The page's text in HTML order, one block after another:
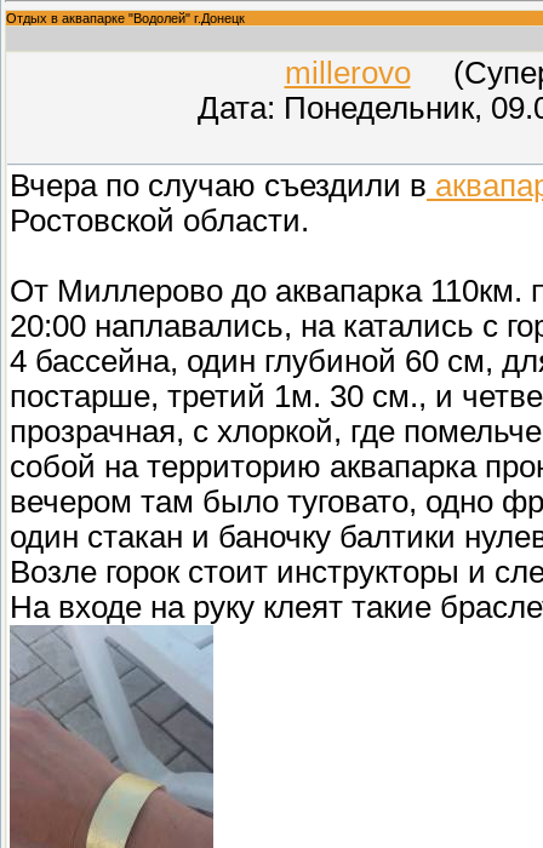
Отдых в аквапарке "Водолей" г.Донецк
millerovo
Дата: Понедельник,
Вчера по случаю съездили в
Ростовской области.
От Миллерово до аквапарка 110км.
20:00 наплавались, на катались с
4 бассейна, один глубиной 60 см,
постарше, третий 1м. 30 см., и
прозрачная, с хлоркой, где
собой на территорию аквапарка
вечером там было туговато, одно
один стакан и баночку балтики
Возле горок стоит инструкторы и
На входе на руку клеят такие